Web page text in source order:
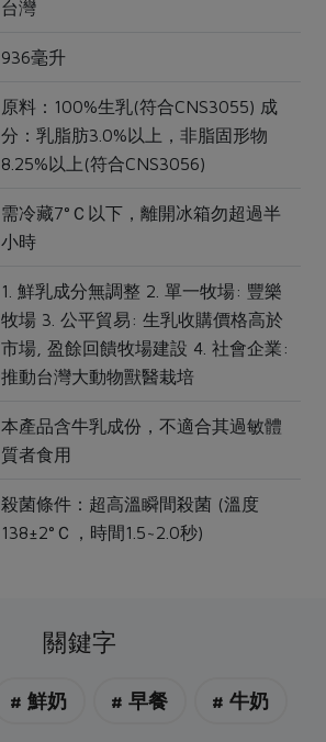
台灣
936毫升
原料：100%生乳(符合CNS3055) 成
分：乳脂肪3.0%以上，非脂固形物
8.25%以上(符合CNS3056)
需冷藏7°Ｃ以下，離開冰箱勿超過半
小時
1. 鮮乳成分無調整 2. 單一牧場: 豐樂
牧場 3. 公平貿易: 生乳收購價格高於
市場, 盈餘回饋牧場建設 4. 社會企業:
推動台灣大動物獸醫栽培
本產品含牛乳成份，不適合其過敏體
質者食用
殺菌條件：超高溫瞬間殺菌 (溫度
138±2°Ｃ，時間1.5~2.0秒)
關鍵字
# 鮮奶 # 早餐 # 牛奶